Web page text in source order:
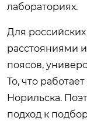
лабораториях.
Для
расстояниями
поясов,
То, что
Норильска.
подход к